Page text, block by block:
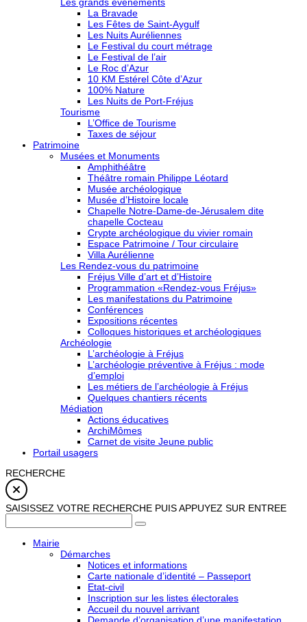
La Bravade
Les Fêtes de Saint-Aygulf
Les Nuits Auréliennes
Le Festival du court métrage
Le Festival de l’air
Le Roc d’Azur
10 KM Estérel Côte d’Azur
100% Nature
Les Nuits de Port-Fréjus
Tourisme
L’Office de Tourisme
Taxes de séjour
Patrimoine
Musées et Monuments
Amphithéâtre
Théâtre romain Philippe Léotard
Musée archéologique
Musée d’Histoire locale
Chapelle Notre-Dame-de-Jérusalem dite
chapelle Cocteau
Crypte archéologique du vivier romain
Espace Patrimoine / Tour circulaire
Villa Aurélienne
Les Rendez-vous du patrimoine
Fréjus Ville d’art et d’Histoire
Programmation «Rendez-vous Fréjus»
Les manifestations du Patrimoine
Conférences
Expositions récentes
Colloques historiques et archéologiques
Archéologie
L’archéologie à Fréjus
L’archéologie préventive à Fréjus : mode
d’emploi
Les métiers de l’archéologie à Fréjus
Quelques chantiers récents
Médiation
Actions éducatives
ArchiMômes
Carnet de visite Jeune public
Portail usagers
RECHERCHE
SAISISSEZ VOTRE RECHERCHE PUIS APPUYEZ SUR ENTREE
Mairie
Démarches
Notices et informations
Carte nationale d’identité – Passeport
Etat-civil
Inscription sur les listes électorales
Accueil du nouvel arrivant